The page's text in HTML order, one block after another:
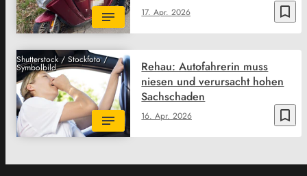
bookmark_border
17. Apr. 2026
Shutterstock / Stockfoto /
Symbolbild
bookmark_border
16. Apr. 2026
Rehau: Autofahrerin muss
niesen und verursacht hohen
Sachschaden